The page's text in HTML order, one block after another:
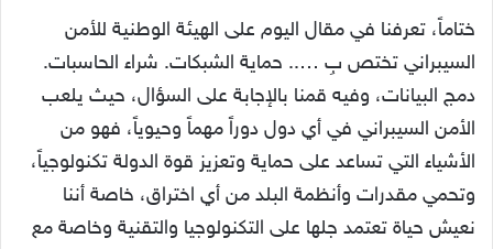
ختاماً، تعرفنا في مقال اليوم على الهيئة الوطنية للأمن
السيبراني تختص بِ ….. حماية الشبكات. شراء الحاسبات.
دمج البيانات، وفيه قمنا بالإجابة على السؤال، حيث يلعب
الأمن السيبراني في أي دول دوراً مهماً وحيوياً، فهو من
الأشياء التي تساعد على حماية وتعزيز قوة الدولة تكنولوجياً،
وتحمي مقدرات وأنظمة البلد من أي اختراق، خاصة أننا
نعيش حياة تعتمد جلها على التكنولوجيا والتقنية وخاصة مع